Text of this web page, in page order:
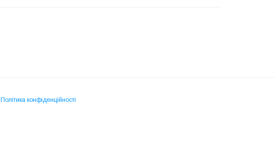
Політика конфіденційності